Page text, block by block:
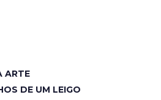
ARTE
DE UM LEIGO